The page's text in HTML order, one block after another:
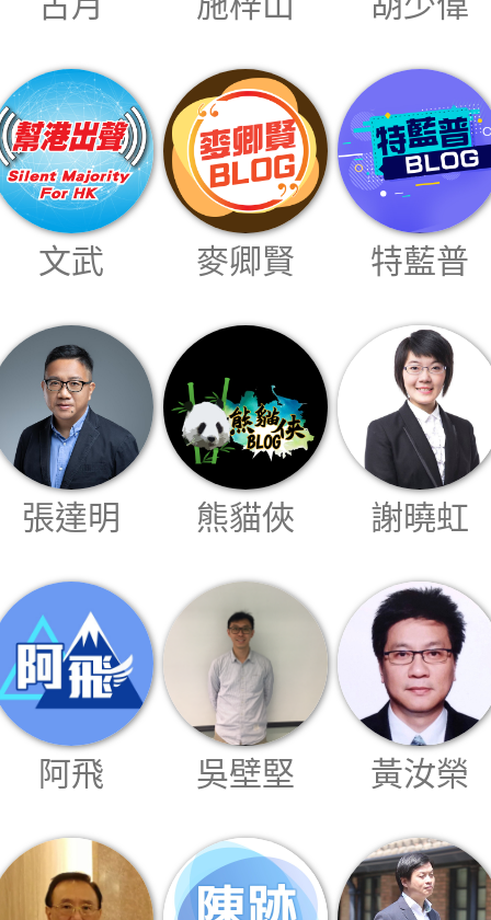
登記支持
隱
政
策
免
責
聲
明
©
Silent
Majority
All
rights
reserved.
文武 麥卿賢 特藍普
張達明 熊貓俠 謝曉虹
阿飛 吳壁堅 黃汝榮